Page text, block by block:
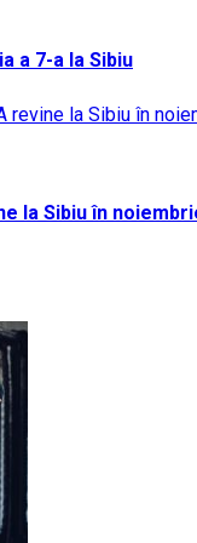
a 7-a la Sibiu
la Sibiu în